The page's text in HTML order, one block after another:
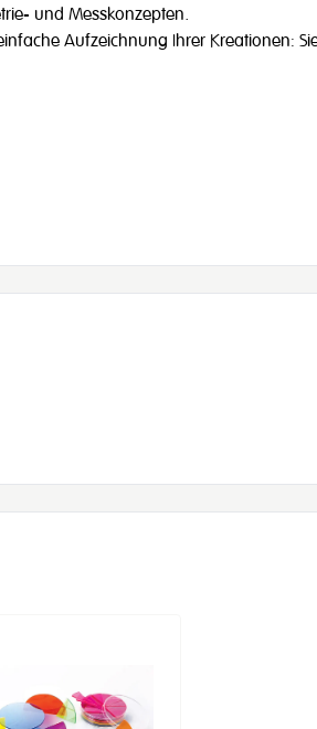
und Messkonzepten.
Aufzeichnung Ihrer Kreationen: